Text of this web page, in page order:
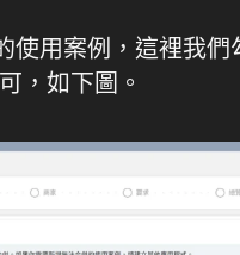
使用案例，這裡我們
，如下圖。